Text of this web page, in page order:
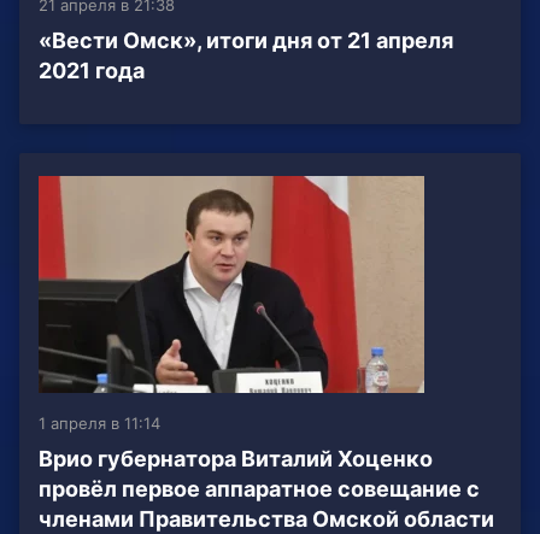
21 апреля в 21:38
«Вести Омск», итоги дня от 21 апреля
2021 года
1 апреля в 11:14
Врио губернатора Виталий Хоценко
провёл первое аппаратное совещание с
членами Правительства Омской области